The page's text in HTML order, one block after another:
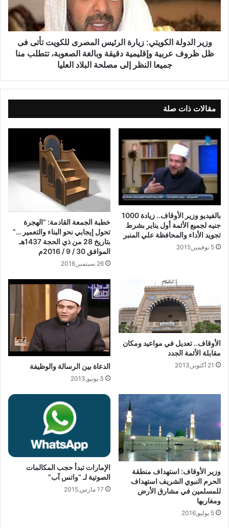
وزير الدولة الكويتي: زيارة الرئيس المصرى للكويت تأتى فى
ظل ظروف عربية وإقليمية دقيقة وبالغة الصعوبة، تتطلب منا
جميعا النظر إلى مصلحة البلاد العليا
مقالات ذات صلة
بالفيديو وزير الأوقاف.. زيادة 1000
جنيه لجميع الأئمة أول يناير بشرط
تجويد الأداء والمحافظة علي المنبر
5 نوفمبر,2015
خطبة الجمعة القادمة: “الهجرة
تحول إيجابي نحو البناء والتعمير …”
بتاريخ 28 من ذي الحجة 1437هـ
الموافق 30 / 9 / 2016م
26 سبتمبر,2016
الأوقاف.. تعديل في مواعيد ومكان
مقابلة الأئمة الجدد
21 أكتوبر,2013 الدعاة بين الرسالة والوظيفة
3 يونيو,2013
وزير الأوقاف: استهداف منطقة
الحرم النبوي الشريف استهداف
للمسلمين في مشارق الأرض
ومغاربها
5 يوليو,2016
الإمارات تبدأ حجب المكالمات
الصوتية لـ “واتس آب”
17 مارس,2015